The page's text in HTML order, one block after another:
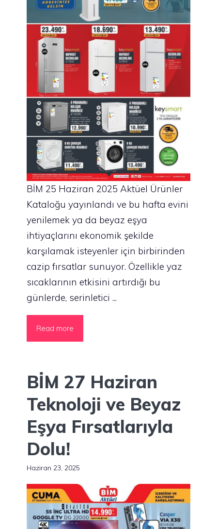
BİM 25 Haziran 2025 Aktüel Ürünler
Kataloğu yayınlandı ve bu hafta evini
yenilemek ya da beyaz eşya
ihtiyaçlarını ekonomik şekilde
karşılamak isteyenler için birbirinden
cazip fırsatlar sunuyor. Özellikle yaz
sıcaklarının etkisini artırdığı bu
günlerde, serinletici ...
Read more
BİM 27 Haziran
Teknoloji ve Beyaz
Eşya Fırsatlarıyla
Dolu!
Haziran 23, 2025